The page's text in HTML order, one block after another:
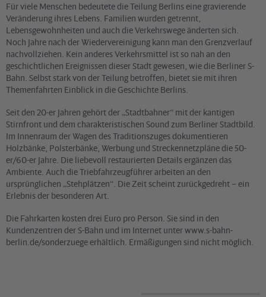
Für viele Menschen bedeutete die Teilung Berlins eine gravierende
Veränderung ihres Lebens. Familien wurden getrennt,
Lebensgewohnheiten und auch die Verkehrswege änderten sich.
Noch Jahre nach der Wiedervereinigung kann man den Grenzverlauf
nachvollziehen. Kein anderes Verkehrsmittel ist so nah an den
geschichtlichen Ereignissen dieser Stadt gewesen, wie die Berliner S-
Bahn. Selbst stark von der Teilung betroffen, bietet sie mit ihren
Themenfahrten Einblick in die Geschichte Berlins.
Seit den 20-er Jahren gehört der „Stadtbahner“ mit der kantigen
Stirnfront und dem charakteristischen Sound zum Berliner Stadtbild.
Im Innenraum der Wagen des Traditionszuges dokumentieren
Holzbänke, Polsterbänke, Werbung und Streckennetzpläne die 50-
er/60-er Jahre. Die liebevoll restaurierten Details ergänzen das
Ambiente. Auch die Triebfahrzeugführer arbeiten an den
ursprünglichen „Stehplätzen“. Die Zeit scheint zurückgedreht – ein
Erlebnis der besonderen Art.
Die Fahrkarten kosten drei Euro pro Person. Sie sind in den
Kundenzentren der S-Bahn und im Internet unter www.s-bahn-
berlin.de/sonderzuege erhältlich. Ermäßigungen sind nicht möglich.